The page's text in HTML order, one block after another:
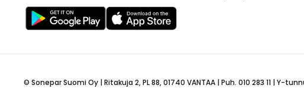
© Sonepar Suomi Oy | Ritakuja 2, PL 88, 01740 VANTAA | Puh. 010 283 11 | Y-